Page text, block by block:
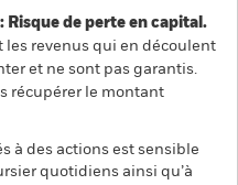
Risque de perte en capital.
les revenus qui en découlent
et ne sont pas garantis.
récupérer le montant
à des actions est sensible
quotidiens ainsi qu’à